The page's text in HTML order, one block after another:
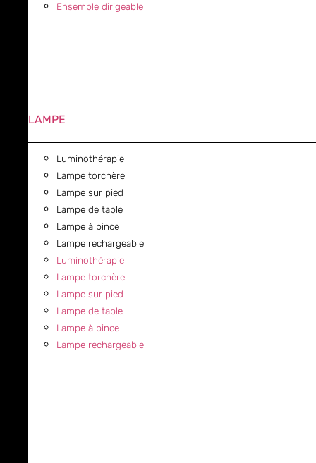
Ensemble dirigeable
LAMPE
Luminothérapie
Lampe torchère
Lampe sur pied
Lampe de table
Lampe à pince
Lampe rechargeable
Luminothérapie
Lampe torchère
Lampe sur pied
Lampe de table
Lampe à pince
Lampe rechargeable